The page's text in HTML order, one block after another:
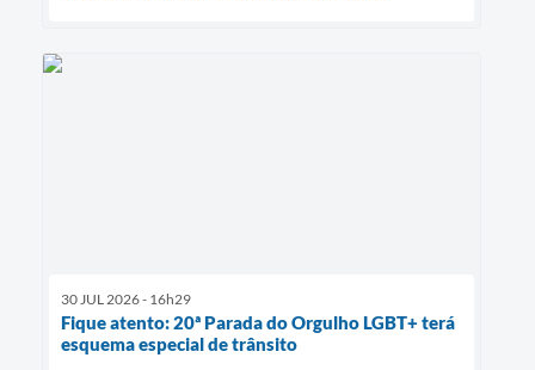
30 JUL 2026 - 16h29
Fique atento: 20ª Parada do Orgulho LGBT+ terá
esquema especial de trânsito